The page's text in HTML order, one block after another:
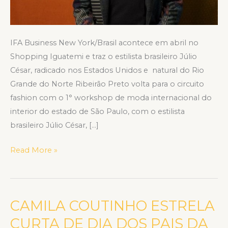
IFA Business New York/Brasil acontece em abril no
Shopping Iguatemi e traz o estilista brasileiro Júlio
César, radicado nos Estados Unidos e natural do Rio
Grande do Norte Ribeirão Preto volta para o circuito
fashion com o 1° workshop de moda internacional do
interior do estado de São Paulo, com o estilista
brasileiro Júlio César, […]
Read More »
CAMILA COUTINHO ESTRELA
CURTA DE DIA DOS PAIS DA
CAMILA
COUTINHO